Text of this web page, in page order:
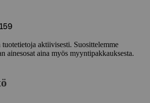
aktiivisesti. Suosittelemme
ainesosat aina myös myyntipakkauksesta.